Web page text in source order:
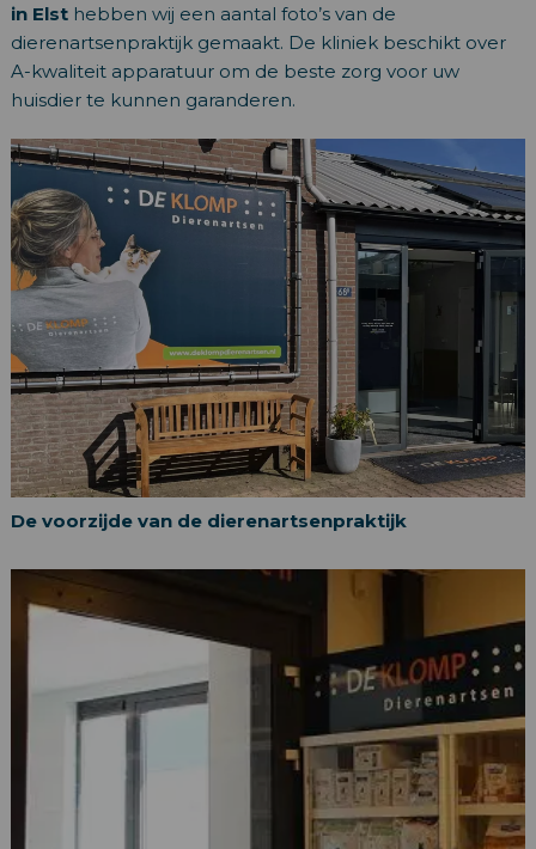
in Elsthebben wij een aantal foto’s van de
dierenartsenpraktijk gemaakt. De kliniek beschikt over
A-kwaliteit apparatuur om de beste zorg voor uw
huisdier te kunnen garanderen.
De voorzijde van de dierenartsenpraktijk